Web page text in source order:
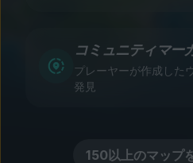
コミュニティマー
プレーヤーが作成した
発見
150以上のマップ